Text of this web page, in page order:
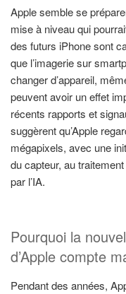
Apple semble se
mise à niveau qui
des futurs iPhone sont
que l’imagerie sur
changer d’appareil,
peuvent avoir un effet
récents rapports et
suggèrent qu’Apple
mégapixels, avec une
du capteur, au
par l’IA.
Pourquoi la
d’Apple compte
Pendant des années,